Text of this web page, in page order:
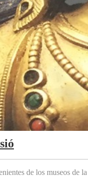
de los museos